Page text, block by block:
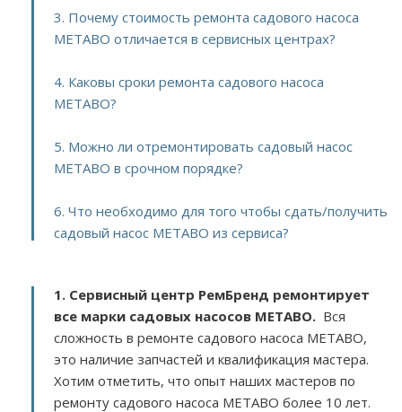
3. Почему стоимость ремонта садового насоса
METABO отличается в сервисных центрах?
4. Каковы сроки ремонта садового насоса
METABO?
5. Можно ли отремонтировать садовый насос
METABO в срочном порядке?
6. Что необходимо для того чтобы сдать/получить
садовый насос METABO из сервиса?
1. Сервисный центр РемБренд ремонтирует
все марки садовых насосов METABO. Вся
сложность в ремонте садового насоса METABO,
это наличие запчастей и квалификация мастера.
Хотим отметить, что опыт наших мастеров по
ремонту садового насоса METABO более 10 лет.